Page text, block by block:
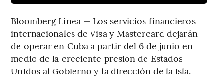
Bloomberg Línea — Los servicios financieros
internacionales de Visa y Mastercard dejarán
de operar en Cuba a partir del 6 de junio en
medio de la creciente presión de Estados
Unidos al Gobierno y la dirección de la isla.